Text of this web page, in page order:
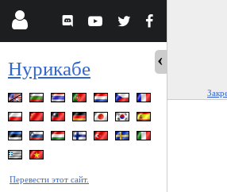
Нурикабе
Перевести этот сайт.